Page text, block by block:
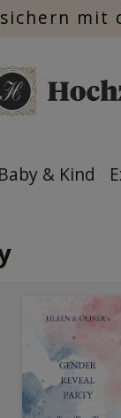
mit
Baby & Kind